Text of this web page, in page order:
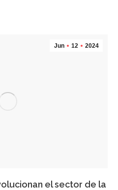
Jun 12 2024
el sector de la